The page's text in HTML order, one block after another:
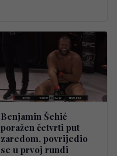
Benjamin Šehić
poražen četvrti put
zaredom, povrijedio
se u prvoj rundi